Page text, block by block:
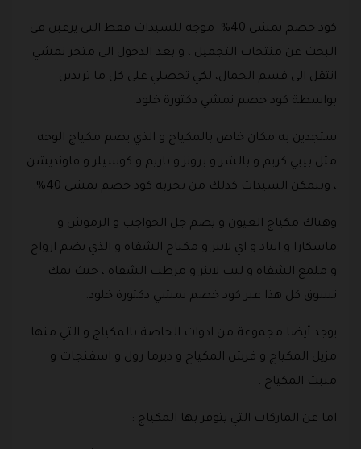
كود خصم نمشي 40% موجه للسيدات فقط التي يرغبن في
البحث عن منتجات التجميل ، و بعد الدخول الى متجر نمشي
انتقل الى قسم الجمال، لكي تحصلي على كل ما تريدين
بواسطة كود خصم نمشي دكتورة خلود.
ستجدين به مكان خاص بالمكياج و الذي يضم مكياج الوجه
مثل بيبي كريم و بالشر و برونز و باريم و كوسيلر و فاونديشن
، وتتمكن السيدات كذلك من تجربة كود خصم نمشي 40%.
وهناك مكياج العيون و يضم جل الحواجب و الرموش و
ماسكارا و ايباد و اي لاينر و مكياج الشفاه و الذي يضم ارواج
و ملمع الشفاه و ليب لاينر و مرطب الشفاه ، حيث يمك
تسوق كل هذا عبر كود خصم نمشي دكتورة خلود.
يوجد أيضا مجموعة من ادوات الخاصة بالمكياج و التي منها
مزيل المكياج و فرش المكياج و ديرما رول و اسفنجات و
مثبت المكياج .
اما عن الماركات التي يتوفر بها المكياج :